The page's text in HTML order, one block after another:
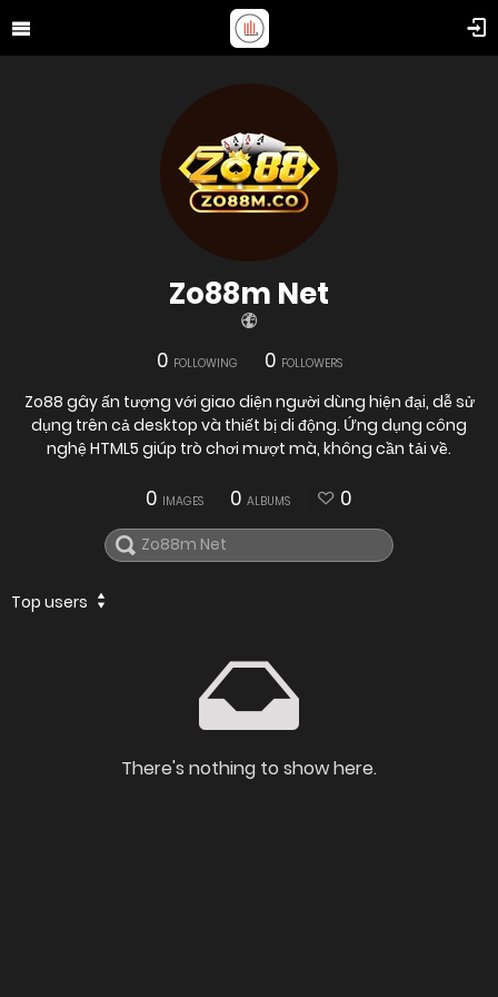
Zo88m Net
0 FOLLOWING 0 FOLLOWERS
Zo88 gây ấn tượng với giao diện người dùng hiện đại, dễ sử
dụng trên cả desktop và thiết bị di động. Ứng dụng công
nghệ HTML5 giúp trò chơi mượt mà, không cần tải về.
0 IMAGES 0 ALBUMS 0
Top users
There's nothing to show here.